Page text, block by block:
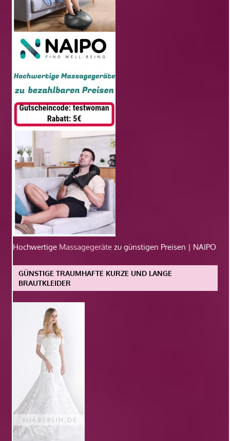
Hochwertige Massagegeräte zu günstigen Preisen | NAIPO
GÜNSTIGE TRAUMHAFTE KURZE UND LANGE
BRAUTKLEIDER